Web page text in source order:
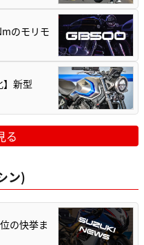
のモリモ
】新型
る
ン)
の快挙ま